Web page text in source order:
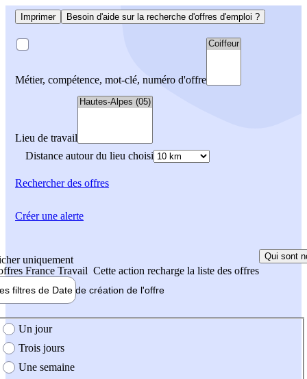
Imprimer Besoin d'aide sur la recherche d'offres d'emploi ?
Métier, compétence, mot-clé, numéro d'offre
Lieu de travail
Distance autour du lieu choisi
Rechercherdes offres
uniquement
France Travail Cette action recharge la liste des offres
Qui sont
filtres de Date de création de l'offre
création de l'offre
Un jour
Trois jours
Une semaine
Créer une alerte